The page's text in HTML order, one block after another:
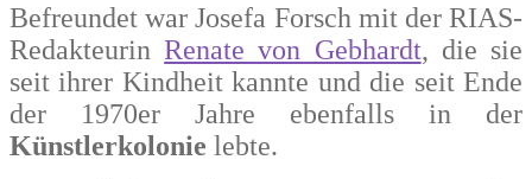
Befreundet war Josefa Forsch mit der RIAS-
RedakteurinRenate von Gebhardt, die sie
seit ihrer Kindheit kannte und die seit Ende
der 1970er Jahre ebenfalls in der
Künstlerkolonie lebte.